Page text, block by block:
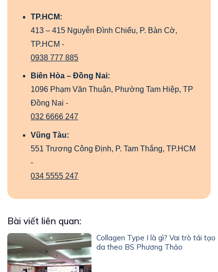
TP.HCM:
413 – 415 Nguyễn Đình Chiểu, P. Bàn Cờ,
TP.HCM -
0938 777 885
Biên Hòa – Đồng Nai:
1096 Phạm Văn Thuận, Phường Tam Hiệp, TP
Đồng Nai -
032 6666 247
Vũng Tàu:
551 Trương Công Định, P. Tam Thắng, TP.HCM
-
034 5555 247
Bài viết liên quan:
Collagen Type I là gì? Vai trò tái tạo
da theo BS Phương Thảo